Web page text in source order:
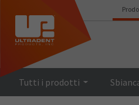
Tutti i prodotti